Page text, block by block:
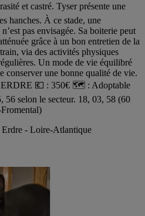
et castré. Tyser présente une
hanches. À ce stade, une
pas envisagée. Sa boiterie peut
grâce à un bon entretien de la
via des activités physiques
Un mode de vie équilibré
conserver une bonne qualité de vie.
ERDRE 💶 : 350€ 🗺️ : Adoptable
56 selon le secteur. 18, 03, 58 (60
Erdre - Loire-Atlantique